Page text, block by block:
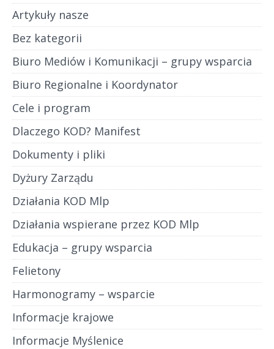
Artykuły nasze
Bez kategorii
Biuro Mediów i Komunikacji – grupy wsparcia
Biuro Regionalne i Koordynator
Cele i program
Dlaczego KOD? Manifest
Dokumenty i pliki
Dyżury Zarządu
Działania KOD Mlp
Działania wspierane przez KOD Mlp
Edukacja – grupy wsparcia
Felietony
Harmonogramy – wsparcie
Informacje krajowe
Informacje Myślenice